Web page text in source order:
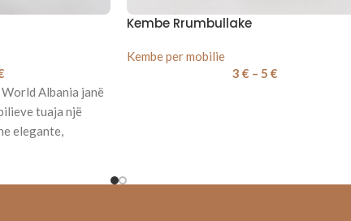
Albania janë
tuaja një
elegante,
Kembe Rrumbullake
Kembe per mobilie
3 € – 5 €